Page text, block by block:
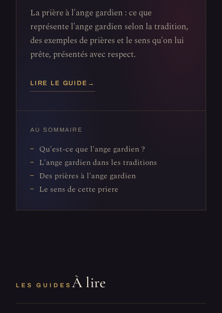
La prière à l'ange gardien : ce que
représente l'ange gardien selon la tradition,
des exemples de prières et le sens qu'on lui
prête, présentés avec respect.
LIRE LE GUIDE →
AU SOMMAIRE
Qu'est-ce que l'ange gardien ?
L'ange gardien dans les traditions
Des prières à l'ange gardien
Le sens de cette priere
LES GUIDES À lire